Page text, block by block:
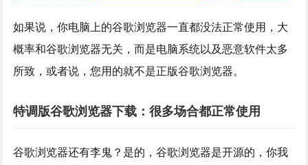
如果说，你电脑上的谷歌浏览器一直都没法正常使用，大
概率和谷歌浏览器无关，而是电脑系统以及恶意软件太多
所致，或者说，您用的就不是正版谷歌浏览器。
特调版谷歌浏览器下载：很多场合都正常使用
谷歌浏览器还有李鬼？是的，谷歌浏览器是开源的，你我